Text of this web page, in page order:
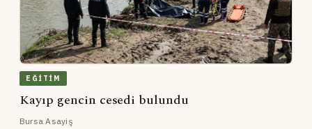
EĞITIM
Kayıp gencin cesedi bulundu
Bursa Asayiş